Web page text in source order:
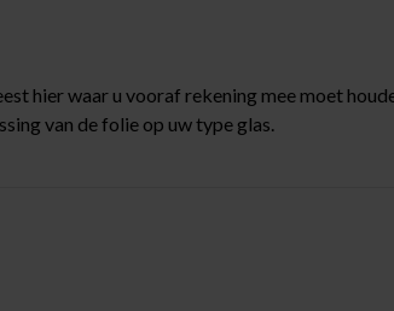
hier waar u vooraf rekening mee moet
van de folie op uw type glas.